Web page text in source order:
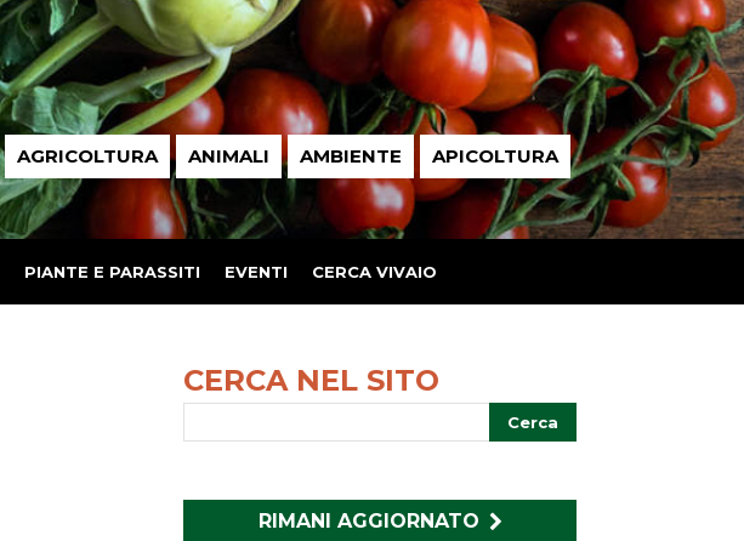
AGRICOLTURA ANIMALI AMBIENTE APICOLTURA
PIANTE E PARASSITI EVENTI CERCA VIVAIO
CERCA NEL SITO
RIMANI AGGIORNATO